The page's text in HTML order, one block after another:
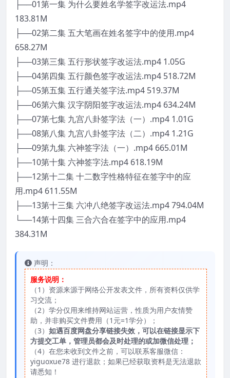
├──01第一集 为什么要姓名学签字改运法.mp4
183.81M
├──02第二集 五大笔画在姓名签字中的使用.mp4
658.27M
├──03第三集 五行形状签字改运法.mp4 1.05G
├──04第四集 五行颜色签字改运法.mp4 518.72M
├──05第五集 五行通关签字法.mp4 519.37M
├──06第六集 汉字阴阳签字改运法.mp4 634.24M
├──07第七集 九宫八卦签字法（一）.mp4 1.01G
├──08第八集 九宫八卦签字法（二）.mp4 1.21G
├──09第九集 六神签字法（一）.mp4 665.01M
├──10第十集 六神签字法.mp4 618.19M
├──12第十二集 十二数字性格特征在签字中的应
用.mp4 611.55M
├──13第十三集 六冲八绝签字改运法.mp4 794.04M
└──14第十四集 三合六合在签字中的应用.mp4
384.31M
声明：
服务说明：
（1）资源来源于网络公开发表文件，所有资料仅供学
习交流；
（2）学分仅用来维持网站运营，性质为用户友情赞
助，并非购买文件费用（1元=1学分）；
（3） 如遇百度网盘分享链接失效，可以在链接显示下
方提交工单，管理员都会及时处理的或加微信处理；
（4）在您未收到文件之前，可以联系客服微信：
yiguoxue78 进行退款；如果已经获取资料是无法退款
请悉知！